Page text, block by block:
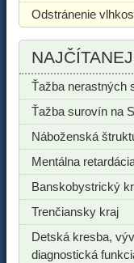
Odstránenie
Ťažba nerastných
Ťažba surovín na
Náboženská
Mentálna
Banskobystrický
Trenčiansky kraj
Detská kresba,
diagnostická